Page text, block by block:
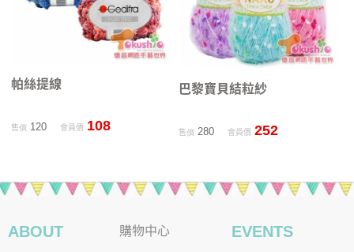
帕絲提線
售價120 會員價 108
巴黎寶貝結粒紗
售價 280 會員價 252
ABOUT 購物中心 EVENTS